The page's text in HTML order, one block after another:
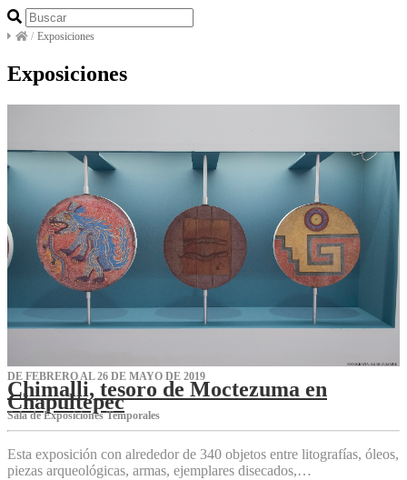
/ Exposiciones
Exposiciones
DE FEBRERO AL 26 DE MAYO DE 2019
Chimalli, tesoro de Moctezuma en
Chapultepec
Sala de Exposiciones Temporales
Esta exposición con alrededor de 340 objetos entre litografías, óleos,
piezas arqueológicas, armas, ejemplares disecados,…